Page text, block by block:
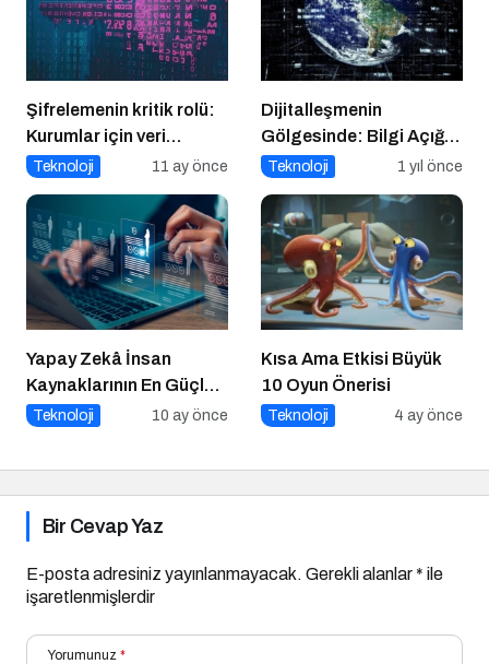
Şifrelemenin kritik rolü:
Kurumlar için veri
güvenliğinin temel
Teknoloji 11 ay önce
Dijitalleşmenin
Gölgesinde: Bilgi Açığı
Büyüyor mu?
Teknoloji 1 yıl önce
Yapay Zekâ İnsan
Kaynaklarının En Güçlü
Stratejik Ortağına
Teknoloji 10 ay önce
Kısa Ama Etkisi Büyük
10 Oyun Önerisi
Teknoloji 4 ay önce
Bir Cevap Yaz
E-posta adresiniz yayınlanmayacak. Gerekli alanlar* ile
işaretlenmişlerdir
Yorumunuz *